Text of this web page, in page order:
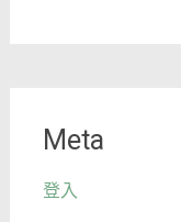
Meta
登入